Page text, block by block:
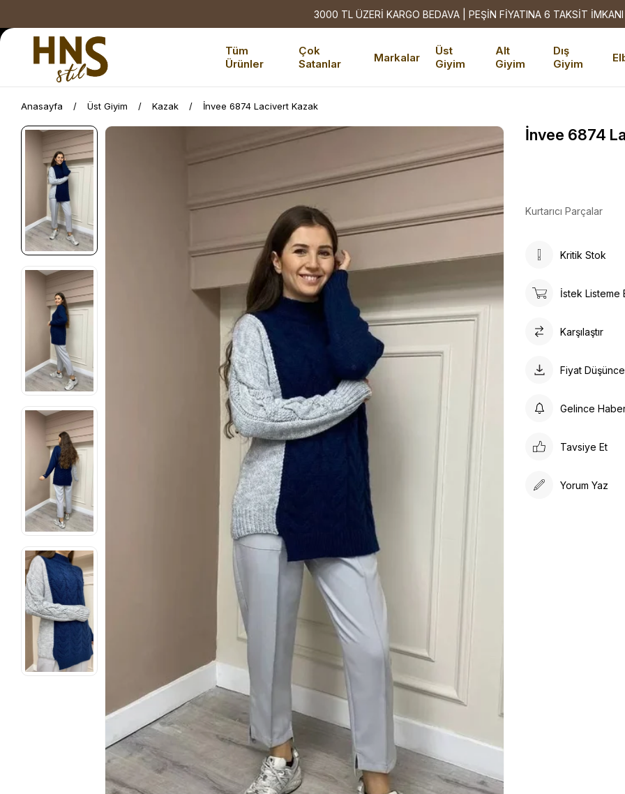
3000 TL ÜZERİ KARGO BEDAVA | PEŞİN FİYATINA 6 TAKSİT İMKANI
Tüm
Ürünler
Çok
Satanlar
Markalar
Üst
Giyim
Alt
Giyim
Dış
Giyim
Anasayfa Üst Giyim Kazak İnvee 6874 Lacivert Kazak
İnvee 6874
Kurtarıcı Parçalar
Kritik Stok
İstek Listeme
Karşılaştır
Fiyat
Gelince
Tavsiye Et
Yorum Yaz